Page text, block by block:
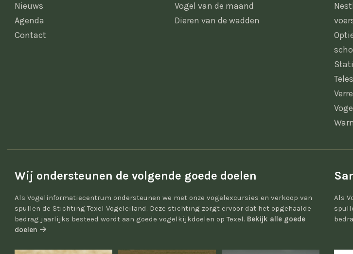
Nieuws
Agenda
Contact
Vogel van de maand
Dieren van de wadden
Wij ondersteunen de volgende goede doelen
Als Vogelinformatiecentrum ondersteunen we met onze vogelexcursies en verkoop van
spullen de Stichting Texel Vogeleiland. Deze stichting zorgt ervoor dat het opgehaalde
bedrag jaarlijks besteed wordt aan goede vogelkijkdoelen op Texel. Bekijk alle goede
doelen
Als